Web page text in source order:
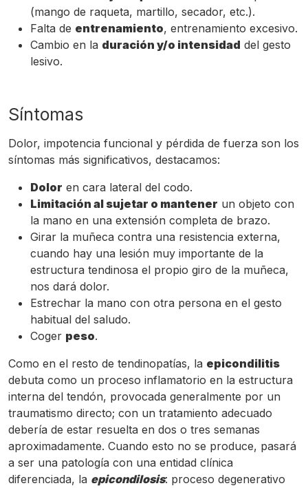
(mango de raqueta, martillo, secador, etc.).
Falta de entrenamiento, entrenamiento excesivo.
Cambio en la duración y/o intensidad del gesto
lesivo.
Síntomas
Dolor, impotencia funcional y pérdida de fuerza son los
síntomas más significativos, destacamos:
Dolor en cara lateral del codo.
Limitación al sujetar o mantener un objeto con
la mano en una extensión completa de brazo.
Girar la muñeca contra una resistencia externa,
cuando hay una lesión muy importante de la
estructura tendinosa el propio giro de la muñeca,
nos dará dolor.
Estrechar la mano con otra persona en el gesto
habitual del saludo.
Coger peso.
Como en el resto de tendinopatías, la epicondilitis
debuta como un proceso inflamatorio en la estructura
interna del tendón, provocada generalmente por un
traumatismo directo; con un tratamiento adecuado
debería de estar resuelta en dos o tres semanas
aproximadamente. Cuando esto no se produce, pasará
a ser una patología con una entidad clínica
diferenciada, la epicondilosis: proceso degenerativo